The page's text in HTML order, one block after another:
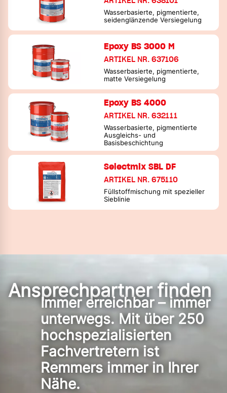
Wasserbasierte, pigmentierte,
seidenglänzende Versiegelung
Epoxy BS 3000 M
ARTIKEL NR. 637106
Wasserbasierte, pigmentierte,
matte Versiegelung
Epoxy BS 4000
ARTIKEL NR. 632111
Wasserbasierte, pigmentierte
Ausgleichs- und
Basisbeschichtung
Selectmix SBL DF
ARTIKEL NR. 675110
Füllstoffmischung mit spezieller
Sieblinie
Ansprechpartner finden
Immer erreichbar – immer
unterwegs. Mit über 250
hochspezialisierten
Fachvertretern ist
Remmers immer in Ihrer
Nähe.